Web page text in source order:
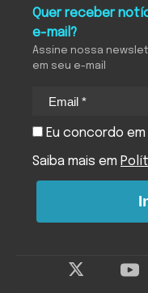
Quer receber
e-mail?
Assine nossa
em seu e-mail
Eu concordo
Saiba mais em